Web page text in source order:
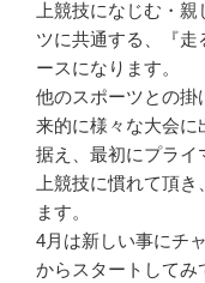
上競技になじむ・
ツに共通する、『走
ースになります。
他のスポーツとの掛
来的に様々な大会に
据え、最初にプライ
上競技に慣れて頂
ます。
4月は新しい事にチ
からスタートしてみ